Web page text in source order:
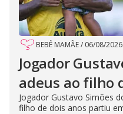
BEBÊ MAMÃE/ 06/08/2026
Jogador
adeus ao filho
Jogador Gustavo Simões
filho de dois anos partiu